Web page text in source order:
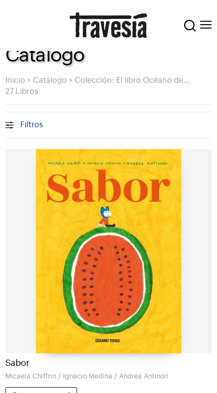
Catálogo
Inicio > Catálogo > Colección: El libro Océano de...
27 Libros
Filtros
Sabor
Micaela Chiffrin / Ignacio Medina / Andrea Antinori